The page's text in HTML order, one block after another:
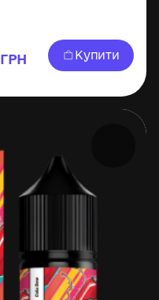
ГРН Купити